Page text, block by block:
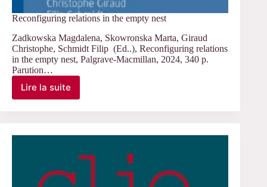
Reconfiguring relations in the empty nest
Zadkowska Magdalena, Skowronska Marta, Giraud
Christophe, Schmidt Filip (Ed..), Reconfiguring relations
in the empty nest, Palgrave-Macmillan, 2024, 340 p.
Parution…
Lire la suiteReconfiguring
empty